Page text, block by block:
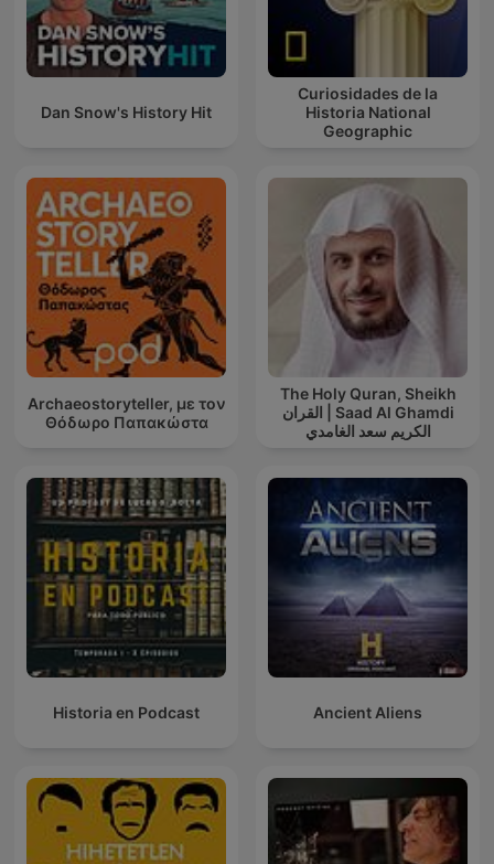
Curiosidades de la
Historia National
Geographic
Dan Snow's History Hit
The Holy Quran, Sheikh
Saad Al Ghamdi | القران
الكريم سعد الغامدي
Archaeostoryteller, με τον
Θόδωρο Παπακώστα
Ancient Aliens
Historia en Podcast